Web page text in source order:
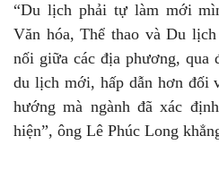
“Du lịch phải tự làm mới
Văn hóa, Thể thao và Du
nối giữa các địa phương, qua
du lịch mới, hấp dẫn hơn đối
hướng mà ngành đã xác
hiện”, ông Lê Phúc Long